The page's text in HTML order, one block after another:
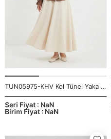
TUN05975-KHV Kol Tünel Yaka Fırfır Tunik-Kahve
Birim Fiyat : NaN
Seri Fiyat : NaN